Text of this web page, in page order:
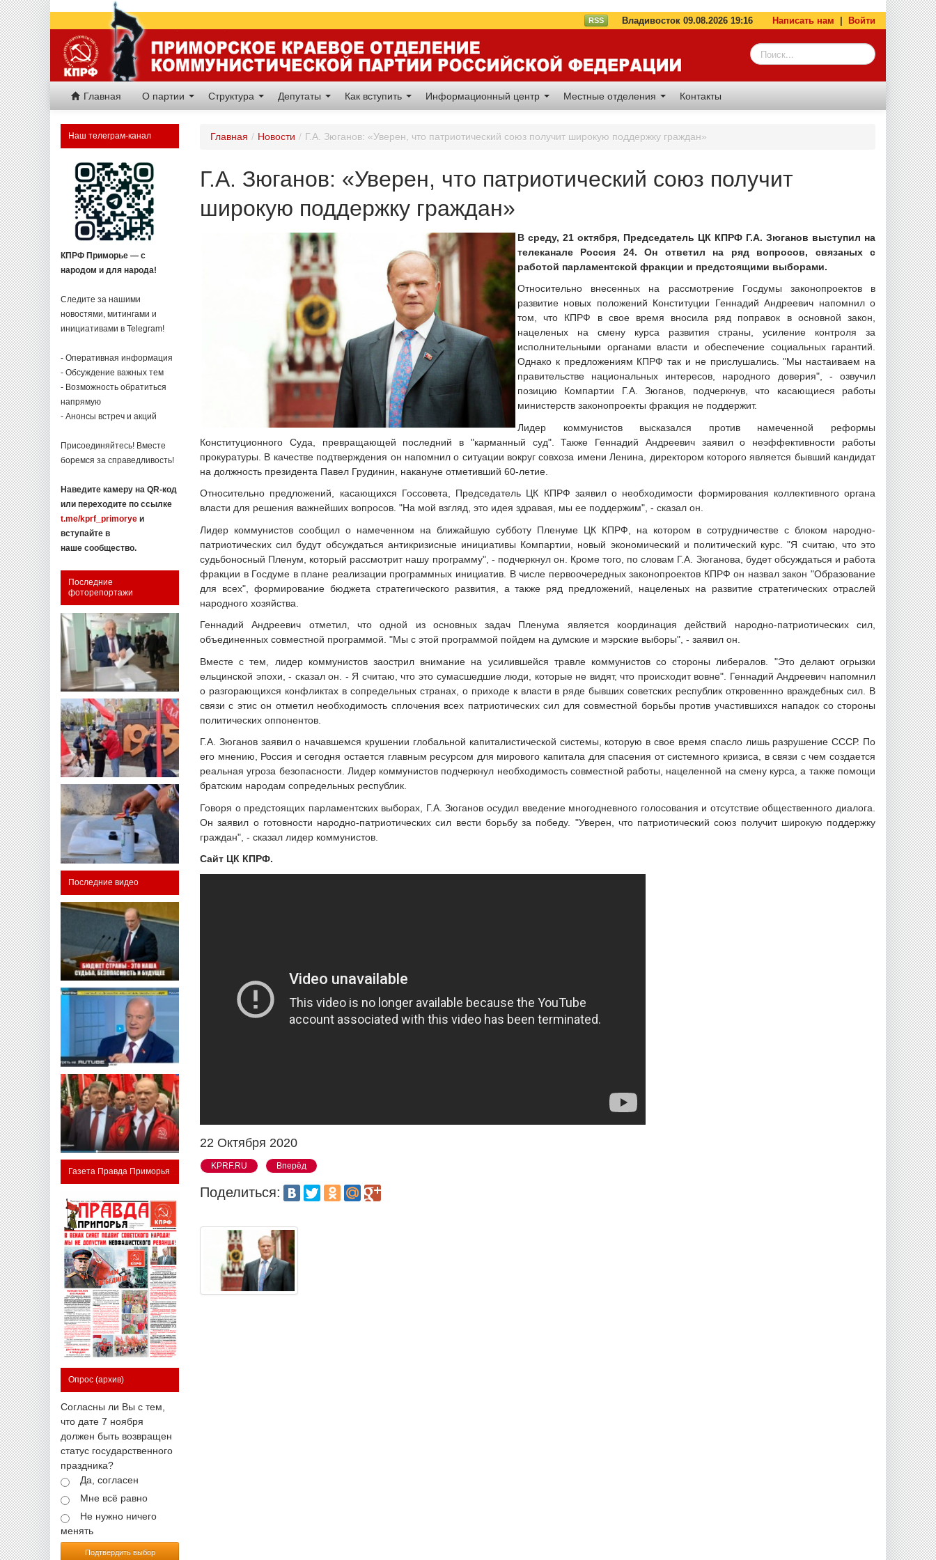
RSS Владивосток 09.08.2026 19:16 Написать нам Войти
Главная О партии Структура Депутаты Как вступить Информационный центр Местные отделения Контакты
Наш телеграм-канал
КПРФ Приморье — с
народом и для народа!
Следите за нашими
новостями, митингами и
инициативами в Telegram!
- Оперативная информация
- Обсуждение важных тем
- Возможность обратиться
напрямую
- Анонсы встреч и акций
Присоединяйтесь! Вместе
боремся за справедливость!
Наведите камеру на QR-код
или переходите по ссылке
t.me/kprf_primorye и
вступайте в
наше сообщество.
Последние
фоторепортажи
Последние видео
Газета Правда Приморья
Опрос (архив)
Согласны ли Вы с тем,
что дате 7 ноября
должен быть возвращен
статус государственного
праздника?
Да, согласен
Мне всё равно
Не нужно ничего
менять
Подтвердить выбор
Главная / Новости / Г.А. Зюганов: «Уверен, что патриотический союз получит широкую поддержку граждан»
Г.А. Зюганов: «Уверен, что патриотический союз получит
широкую поддержку граждан»
В среду, 21 октября, Председатель ЦК КПРФ Г.А. Зюганов выступил на
телеканале Россия 24. Он ответил на ряд вопросов, связаных с
работой парламентской фракции и предстоящими выборами.
Относительно внесенных на рассмотрение Госдумы законопроектов в
развитие новых положений Конституции Геннадий Андреевич напомнил о
том, что КПРФ в свое время вносила ряд поправок в основной закон,
нацеленых на смену курса развития страны, усиление контроля за
исполнительными органами власти и обеспечение социальных гарантий.
Однако к предложениям КПРФ так и не прислушались. "Мы настаиваем на
правительстве национальных интересов, народного доверия", - озвучил
позицию Компартии Г.А. Зюганов, подчеркнув, что касающиеся работы
министерств законопроекты фракция не поддержит.
Лидер коммунистов высказался против намеченной реформы
Конституционного Суда, превращающей последний в "карманный суд". Также Геннадий Андреевич заявил о неэффективности работы
прокуратуры. В качестве подтверждения он напомнил о ситуации вокруг совхоза имени Ленина, директором которого является бывший кандидат
на должность президента Павел Грудинин, накануне отметивший 60-летие.
Относительно предложений, касающихся Госсовета, Председатель ЦК КПРФ заявил о необходимости формирования коллективного органа
власти для решения важнейших вопросов. "На мой взгляд, это идея здравая, мы ее поддержим", - сказал он.
Лидер коммунистов сообщил о намеченном на ближайшую субботу Пленуме ЦК КПРФ, на котором в сотрудничестве с блоком народно-
патриотических сил будут обсуждаться антикризисные инициативы Компартии, новый экономический и политический курс. "Я считаю, что это
судьбоносный Пленум, который рассмотрит нашу программу", - подчеркнул он. Кроме того, по словам Г.А. Зюганова, будет обсуждаться и работа
фракции в Госдуме в плане реализации программных инициатив. В числе первоочередных законопроектов КПРФ он назвал закон "Образование
для всех", формирование бюджета стратегического развития, а также ряд предложений, нацеленых на развитие стратегических отраслей
народного хозяйства.
Геннадий Андреевич отметил, что одной из основных задач Пленума является координация действий народно-патриотических сил,
объединенных совместной программой. "Мы с этой программой пойдем на думские и мэрские выборы", - заявил он.
Вместе с тем, лидер коммунистов заострил внимание на усилившейся травле коммунистов со стороны либералов. "Это делают огрызки
ельцинской эпохи, - сказал он. - Я считаю, что это сумасшедшие люди, которые не видят, что происходит вовне". Геннадий Андреевич напомнил
о разгорающихся конфликтах в сопредельных странах, о приходе к власти в ряде бывших советских республик откровеннно враждебных сил. В
связи с этис он отметил необходимость сплочения всех патриотических сил для совместной борьбы против участившихся нападок со стороны
политических оппонентов.
Г.А. Зюганов заявил о начавшемся крушении глобальной капиталистической системы, которую в свое время спасло лишь разрушение СССР. По
его мнению, Россия и сегодня остается главным ресурсом для мирового капитала для спасения от системного кризиса, в связи с чем создается
реальная угроза безопасности. Лидер коммунистов подчеркнул необходимость совместной работы, нацеленной на смену курса, а также помощи
братским народам сопредельных республик.
Говоря о предстоящих парламентских выборах, Г.А. Зюганов осудил введение многодневного голосования и отсутствие общественного диалога.
Он заявил о готовности народно-патриотических сил вести борьбу за победу. "Уверен, что патриотический союз получит широкую поддержку
граждан", - сказал лидер коммунистов.
Сайт ЦК КПРФ.
22 Октября 2020
KPRF.RU Вперёд
Поделиться: